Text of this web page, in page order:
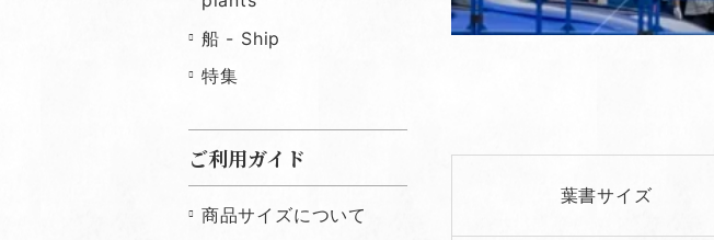
葉書サイズ
船 - Ship
特集
ご利用ガイド
商品サイズについて